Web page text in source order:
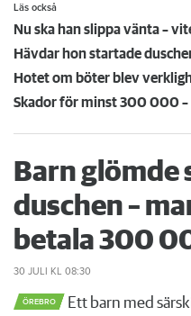
Läs också
Barn glömde
duschen –
betala 300
30 JULI KL 08:30
ÖREBRO
Ett barn med